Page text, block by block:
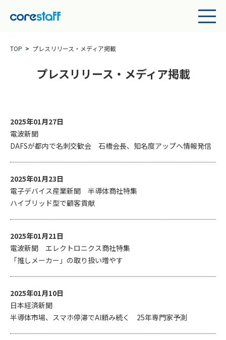
TOP プレスリリース・メディア掲載
プレスリリース・メディア掲載
2025年01月27日
電波新聞
DAFSが都内で名刺交歓会 石橋会長、知名度アップへ情報発信
2025年01月23日
電子デバイス産業新聞 半導体商社特集
ハイブリッド型で顧客貢献
2025年01月21日
電波新聞 エレクトロニクス商社特集
「推しメーカー」の取り扱い増やす
2025年01月10日
日本経済新聞
半導体市場、スマホ停滞でAI頼み続く 25年専門家予測